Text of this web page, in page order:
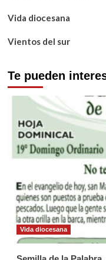
Vida diocesana
Vientos del sur
Te pueden
Vida diocesana